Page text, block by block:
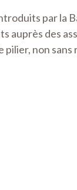
par la
auprès des
non